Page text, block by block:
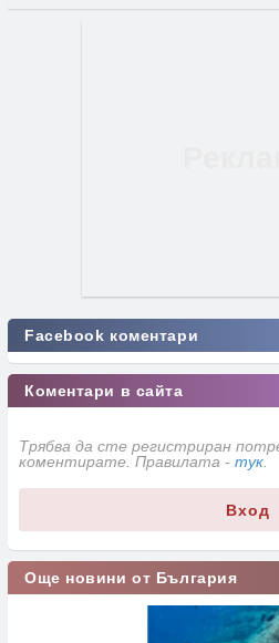
Facebook коментари
Коментари в сайта
Трябва да сте регистриран
коментирате. Правилата - тук
Вход
Още новини от България